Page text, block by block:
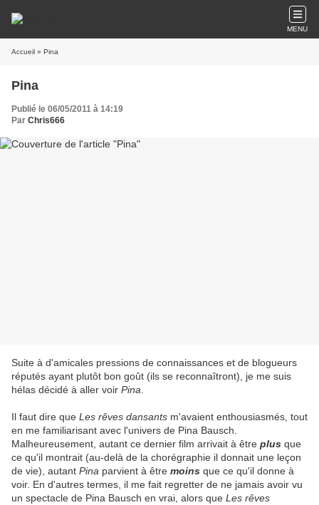
MENU
Accueil » Pina
Pina
Publié le 06/05/2011 à 14:19
Par Chris666
Suite à d'amicales pressions de connaissances et de blogueurs
réputés ayant plutôt bon goût (ils se reconnaîtront), je me suis
hélas décidé à aller voir Pina
Il faut dire que Les rêves dansants m'avaient enthousiasmés, tout
en me familiarisant avec l'univers de Pina Bausch.
Malheureusement, autant ce dernier film arrivait à être plus que
ce qu'il montrait (au-delà de la chorégraphie il donnait une leçon
de vie), autant Pina parvient à être moins que ce qu'il donne à
voir. En d'autres termes, il me fait regretter de ne jamais avoir vu
un spectacle de Pina Bausch en vrai, alors que Les rêves